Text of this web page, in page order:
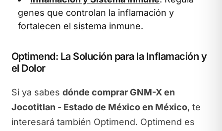
genes que controlan la inflamación y
fortalecen el sistema inmune.
Optimend: La Solución para la Inflamación y
el Dolor
Si ya sabes dónde comprar GNM-X en
Jocotitlan - Estado de México en México, te
interesará también Optimend. Optimend es